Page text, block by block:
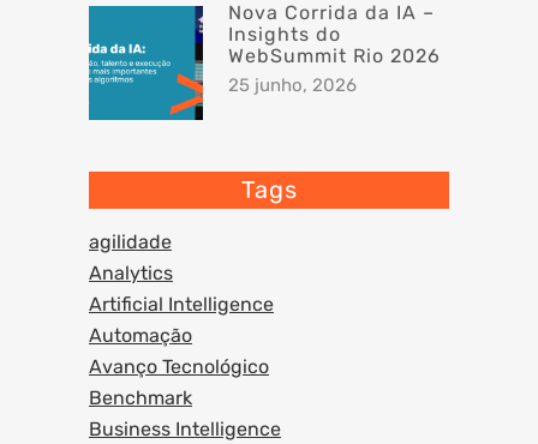
Nova Corrida da IA –
Insights do
WebSummit Rio 2026
25 junho, 2026
Tags
agilidade
Analytics
Artificial Intelligence
Automação
Avanço Tecnológico
Benchmark
Business Intelligence